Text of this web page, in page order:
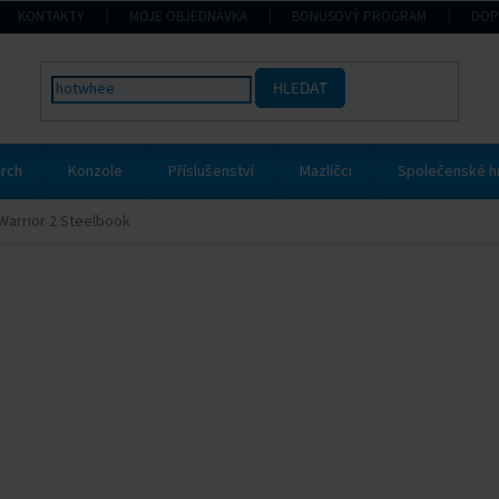
KONTAKTY MOJE OBJEDNÁVKA BONUSOVÝ PROGRAM
HLEDAT
Konzole Příslušenství Mazlíčci Společenské
2 Steelbook